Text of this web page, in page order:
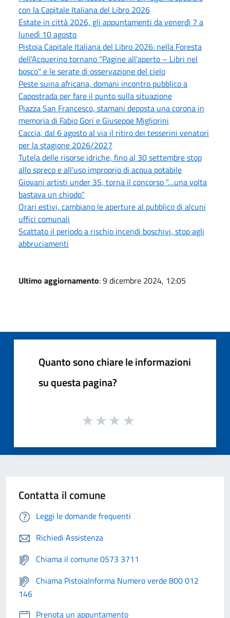
con la Capitale Italiana del Libro 2026
Estate in città 2026, gli appuntamenti da venerdì 7 a
lunedì 10 agosto
Pistoia Capitale Italiana del Libro 2026: nella Foresta
dell'Acquerino tornano "Pagine all'aperto – Libri nel
bosco" e le serate di osservazione del cielo
Peste suina africana, domani incontro pubblico a
Capostrada per fare il punto sulla situazione
Piazza San Francesco, stamani deposta una corona in
memoria di Fabio Gori e Giuseppe Migliorini
Caccia, dal 6 agosto al via il ritiro dei tesserini venatori
per la stagione 2026/2027
Tutela delle risorse idriche, fino al 30 settembre stop
allo spreco e all’uso improprio di acqua potabile
Giovani artisti under 35, torna il concorso "…una volta
bastava un chiodo"
Orari estivi, cambiano le aperture al pubblico di alcuni
uffici comunali
Scattato il periodo a rischio incendi boschivi, stop agli
abbruciamenti
Ultimo aggiornamento: 9 dicembre 2024, 12:05
Quanto sono chiare le informazioni
su questa pagina?
Contatta il comune
Leggi le domande frequenti
Richiedi Assistenza
Chiama il comune 0573 3711
Chiama PistoiaInforma Numero verde 800 012
146
Prenota un appuntamento